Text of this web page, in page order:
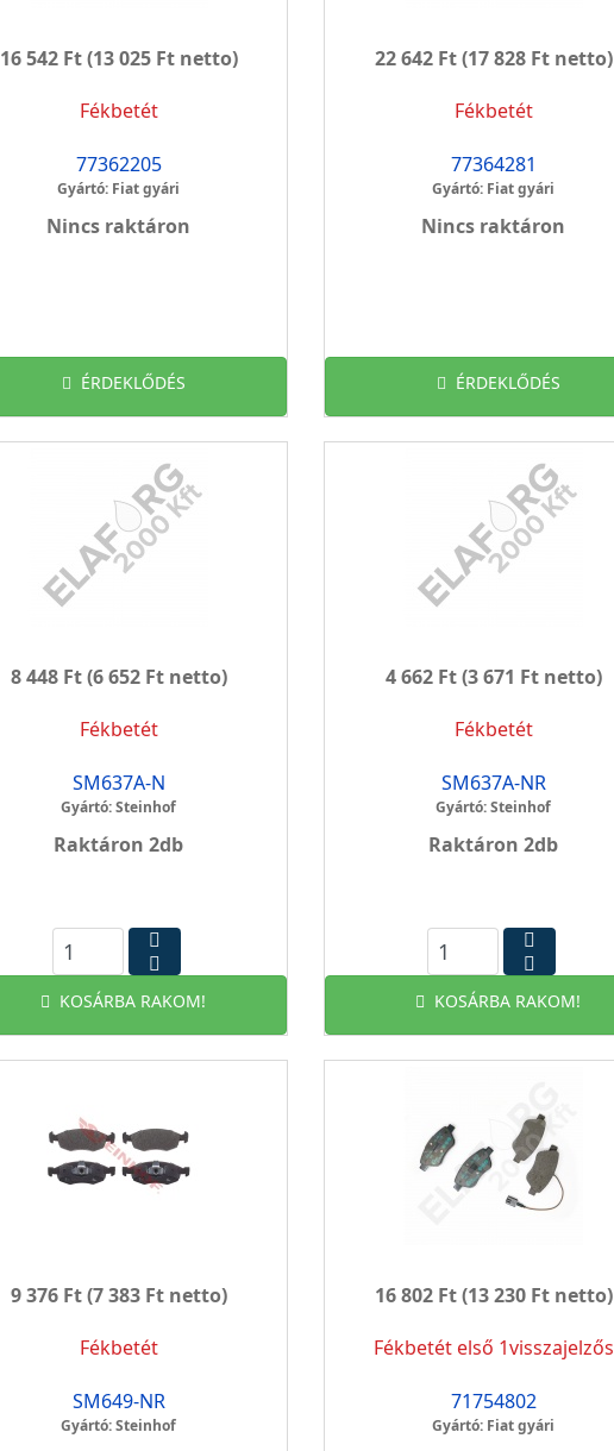
16 542 Ft(13 025 Ft netto)
Fékbetét
77362205
Gyártó: Fiat gyári
Nincs raktáron
ÉRDEKLŐDÉS
22 642 Ft(17 828 Ft netto)
Fékbetét
77364281
Gyártó: Fiat gyári
Nincs raktáron
ÉRDEKLŐDÉS
8 448 Ft(6 652 Ft netto)
Fékbetét
SM637A-N
Gyártó: Steinhof
Raktáron 2db
KOSÁRBA RAKOM!
4 662 Ft(3 671 Ft netto)
Fékbetét
SM637A-NR
Gyártó: Steinhof
Raktáron 2db
KOSÁRBA RAKOM!
9 376 Ft(7 383 Ft netto)
Fékbetét
SM649-NR
Gyártó: Steinhof
16 802 Ft(13 230 Ft netto)
Fékbetét első 1visszajelzős
71754802
Gyártó: Fiat gyári